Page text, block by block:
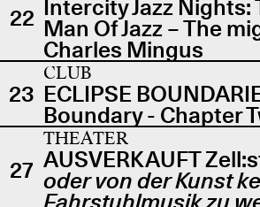
22 Intercity Jazz Nights:
Man Of Jazz – The
Charles Mingus
23
CLUB
ECLIPSE
Boundary - Chapter
27
THEATER
AUSVERKAUFT
oder von der Kunst
Fahrstuhlmusik zu